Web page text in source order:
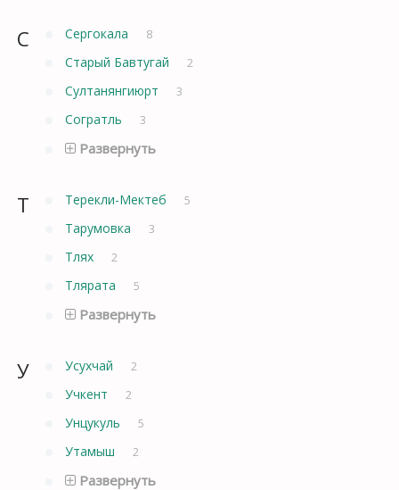
С Сергокала 8
Старый Бавтугай 2
Султанянгиюрт 3
Согратль 3
Развернуть
Т Терекли-Мектеб 5
Тарумовка 3
Тлях 2
Тлярата 5
Развернуть
У Усухчай 2
Учкент 2
Унцукуль 5
Утамыш 2
Развернуть